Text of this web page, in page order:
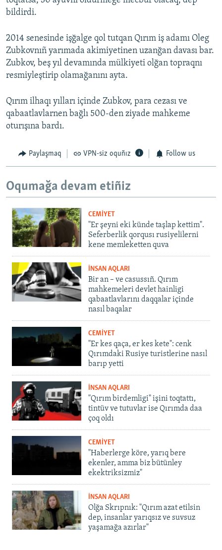
bildirdi.
2014 senesinde işğalge qol tutqan Qırım iş adamı Oleg
Zubkovnıñ yarımada akimiyetinen uzanğan davası bar.
Zubkov, beş yıl devamında mülkiyeti olğan topraqnı
resmiyleştirip olamağanını ayta.
Qırım ilhaqı yılları içinde Zubkov, para cezası ve
qabaatlavlarnen bağlı 500-den ziyade mahkeme
oturışına bardı.
Paylaşmaq VPN-siz oquñız Follow us
Oqumağa devam etiñiz
CEMİYET
"Er şeyni eki künde taşlap kettim".
Seferberlik qorqusı rusiyelilerni
kene memleketten quva
İNSAN AQLARI
Bir an – ve casussıñ. Qırım
mahkemeleri devlet hainligi
qabaatlavlarını daqqalar içinde
nasıl baqalar
CEMİYET
"Er kes qaça, er kes kete": cenk
Qırımdaki Rusiye turistlerine nasıl
barıp yetti
İNSAN AQLARI
"Qırım birdemligi" işini toqtattı,
tintüv ve tutuvlar ise Qırımda daa
çoq oldı
CEMİYET
"Haberlerge köre, yarıq bere
ekenler, amma biz bütünley
ekektriksizmiz"
İNSAN AQLARI
Olğa Skrıpnık: "Qırım azat etilsin
dep, insanlar yarıqsız ve suvsuz
yaşamağa azırlar"